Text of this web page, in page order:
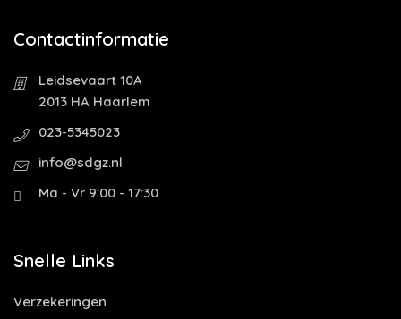
Contactinformatie
Leidsevaart 10A
2013 HA Haarlem
023-5345023
info@sdgz.nl
Ma - Vr 9:00 - 17:30
Snelle Links
Verzekeringen